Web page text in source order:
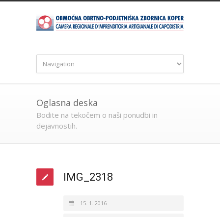
Oglasna deska
Bodite na tekočem o naši ponudbi in
dejavnostih.
IMG_2318
15. 1. 2016